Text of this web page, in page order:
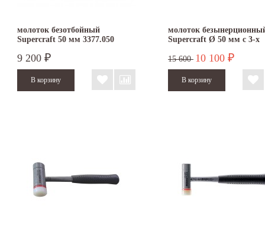
молоток безотбойный
Supercraft 50 мм 3377.050
9 200 ₽
молоток
Supercraft Ø 50 мм с 3-х
3389.050
15 600 10 100 ₽